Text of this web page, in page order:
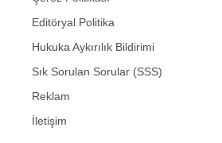
Editöryal Politika
Hukuka Aykırılık Bildirimi
Sık Sorulan Sorular (SSS)
Reklam
İletişim